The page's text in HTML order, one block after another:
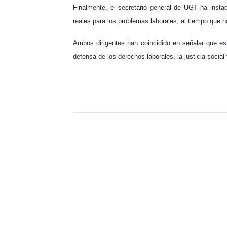
Finalmente, el secretario general de UGT ha
reales para los problemas laborales, al tiempo que
Ambos dirigentes han coincidido en señalar que
defensa de los derechos laborales, la justicia social